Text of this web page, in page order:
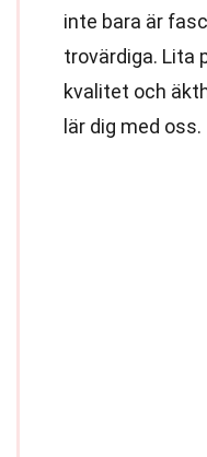
inte bara är
trovärdiga. Lita
kvalitet och
lär dig med oss.